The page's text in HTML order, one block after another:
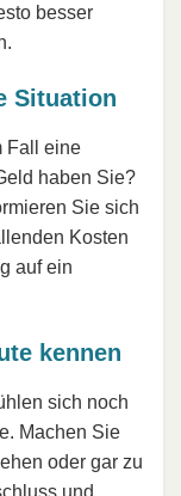
besser
Situation
Fall eine
haben Sie?
Sie sich
Kosten
auf ein
kennen
sich noch
Machen Sie
oder gar zu
und